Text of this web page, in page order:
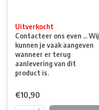
Uitverkocht
Contacteer ons even ... Wij
kunnen je vaak aangeven
wanneer er terug
aanlevering van dit
product is.
€10,90